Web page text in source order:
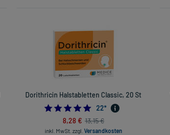
Dorithricin Halstabletten Classic, 20 St
5.0
22*
8,28 € 13,15 €
inkl. MwSt. zzgl. Versandkosten